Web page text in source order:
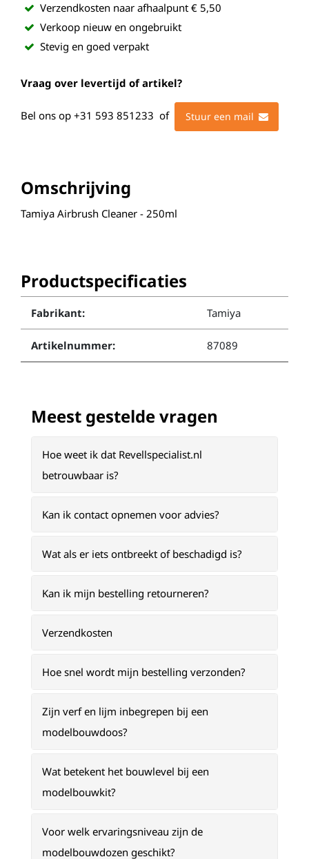
Verzendkosten naar afhaalpunt € 5,50
Verkoop nieuw en ongebruikt
Stevig en goed verpakt
Vraag over levertijd of artikel?
Bel ons op +31 593 851233 of Stuur een mail
Omschrijving
Tamiya Airbrush Cleaner - 250ml
Productspecificaties
Fabrikant: Tamiya
Artikelnummer: 87089
Meest gestelde vragen
Hoe weet ik dat Revellspecialist.nl
betrouwbaar is?
Kan ik contact opnemen voor advies?
Wat als er iets ontbreekt of beschadigd is?
Kan ik mijn bestelling retourneren?
Verzendkosten
Hoe snel wordt mijn bestelling verzonden?
Zijn verf en lijm inbegrepen bij een
modelbouwdoos?
Wat betekent het bouwlevel bij een
modelbouwkit?
Voor welk ervaringsniveau zijn de
modelbouwdozen geschikt?